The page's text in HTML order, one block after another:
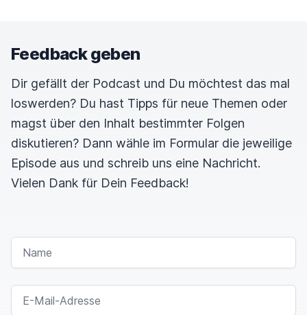
Feedback geben
Dir gefällt der Podcast und Du möchtest das mal
loswerden? Du hast Tipps für neue Themen oder
magst über den Inhalt bestimmter Folgen
diskutieren? Dann wähle im Formular die jeweilige
Episode aus und schreib uns eine Nachricht.
Vielen Dank für Dein Feedback!
NAME
E-MAIL-ADRESSE